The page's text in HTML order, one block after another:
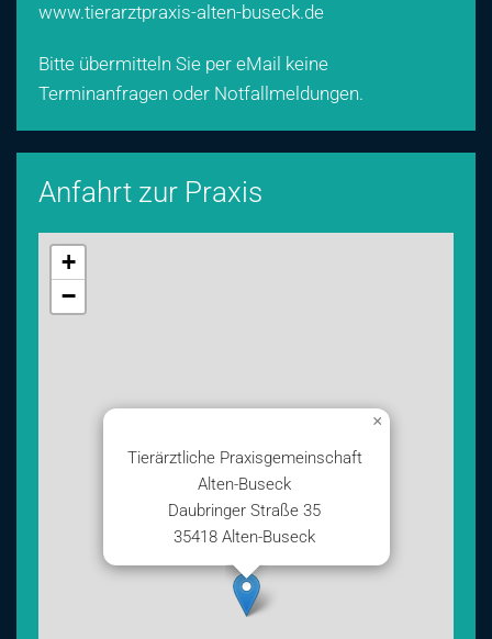
www.tierarztpraxis-alten-buseck.de
Bitte übermitteln Sie per eMail keine
Terminanfragen oder Notfallmeldungen.
Anfahrt zur Praxis
Tierärztliche Praxisgemeinschaft
Alten-Buseck
Daubringer Straße 35
35418 Alten-Buseck
×
+
−